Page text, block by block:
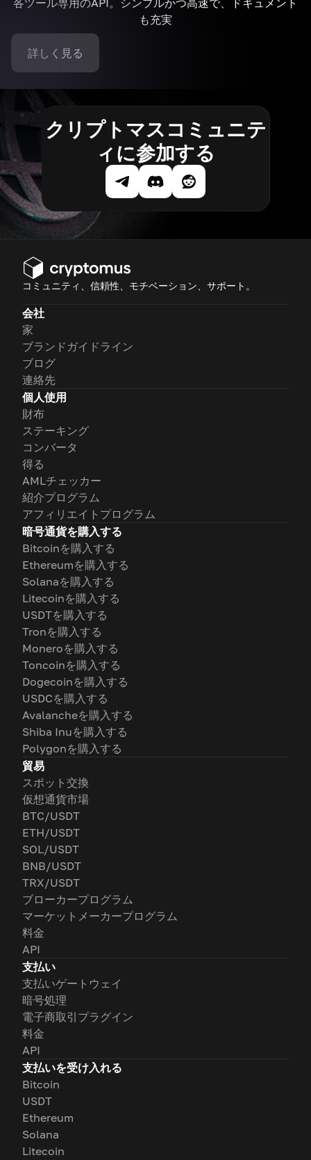
各ツール専用のAPI。シンプルかつ高速で、ドキュメント
も充実
詳しく見る
クリプトマスコミュニテ
ィに参加する
コミュニティ、信頼性、モチベーション、サポート。
会社
家
ブランドガイドライン
ブログ
連絡先
個人使用
財布
ステーキング
コンバータ
得る
AMLチェッカー
紹介プログラム
アフィリエイトプログラム
暗号通貨を購入する
Bitcoinを購入する
Ethereumを購入する
Solanaを購入する
Litecoinを購入する
USDTを購入する
Tronを購入する
Moneroを購入する
Toncoinを購入する
Dogecoinを購入する
USDCを購入する
Avalancheを購入する
Shiba Inuを購入する
Polygonを購入する
貿易
スポット交換
仮想通貨市場
BTC/USDT
ETH/USDT
SOL/USDT
BNB/USDT
TRX/USDT
ブローカープログラム
マーケットメーカープログラム
料金
API
支払い
支払いゲートウェイ
暗号処理
電子商取引プラグイン
料金
API
支払いを受け入れる
Bitcoin
USDT
Ethereum
Solana
Litecoin